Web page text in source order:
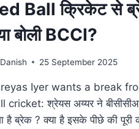
Ball क्रिकेट से
बोली BCCI?
Danish 25 September 2025
Iyer wants a break
cricket: श्रेयस अय्यर ने
है ब्रेक ? क्या है इसके पीछे की पूरी